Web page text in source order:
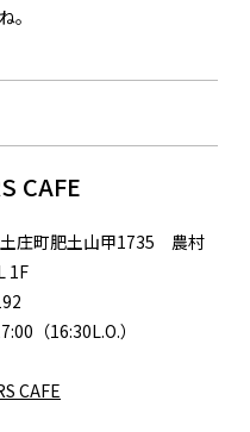
。
CAFE
庄町肥土山甲1735 農村
1F
（16:30L.O.）
CAFE